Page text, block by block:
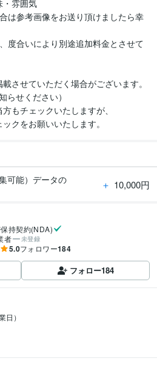
雰囲気
は参考画像をお送り頂けましたら幸
度合いにより別途追加料金とさせて
させていただく場合がございます。
せください）
もチェックいたしますが、
クをお願いいたします。
可能）データの
＋ 10,000円
持契約(NDA)
者
未登録
5.0フォロワー184
フォロー184
日）